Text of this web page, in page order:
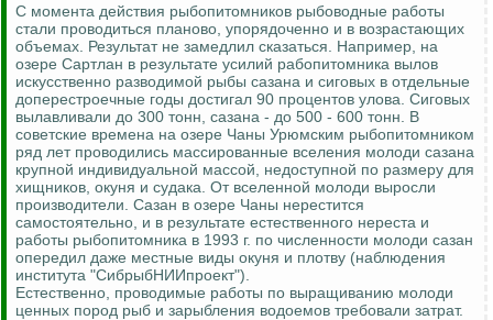
С момента действия рыбопитомников рыбоводные работы
стали проводиться планово, упорядоченно и в возрастающих
объемах. Результат не замедлил сказаться. Например, на
озере Сартлан в результате усилий рабопитомника вылов
искусственно разводимой рыбы сазана и сиговых в отдельные
доперестроечные годы достигал 90 процентов улова. Сиговых
вылавливали до 300 тонн, сазана - до 500 - 600 тонн. В
советские времена на озере Чаны Урюмским рыбопитомником
ряд лет проводились массированные вселения молоди сазана
крупной индивидуальной массой, недоступной по размеру для
хищников, окуня и судака. От вселенной молоди выросли
производители. Сазан в озере Чаны нерестится
самостоятельно, и в результате естественного нереста и
работы рыбопитомника в 1993 г. по численности молоди сазан
опередил даже местные виды окуня и плотву (наблюдения
института "СибрыбНИИпроект").
Естественно, проводимые работы по выращиванию молоди
ценных пород рыб и зарыбления водоемов требовали затрат.